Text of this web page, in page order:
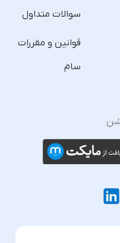
سوالات متداول
قوانین و مقررات
سام